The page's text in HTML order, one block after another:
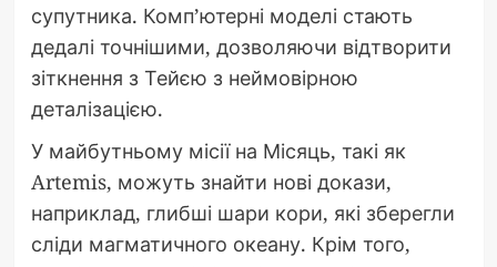
супутника. Комп’ютерні моделі стають
дедалі точнішими, дозволяючи відтворити
зіткнення з Тейєю з неймовірною
деталізацією.
У майбутньому місії на Місяць, такі як
Artemis, можуть знайти нові докази,
наприклад, глибші шари кори, які зберегли
сліди магматичного океану. Крім того,